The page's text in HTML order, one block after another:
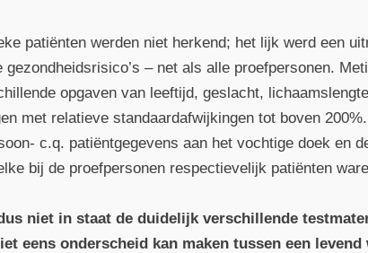
patiënten werden niet herkend; het lijk werd een
– net als alle proefpersonen.
opgaven van leeftijd, geslacht,
met relatieve standaardafwijkingen tot boven
c.q. patiëntgegevens aan het vochtige doek en
bij de proefpersonen respectievelijk patiënten
niet in staat de duidelijk verschillende
eens onderscheid kan maken tussen een